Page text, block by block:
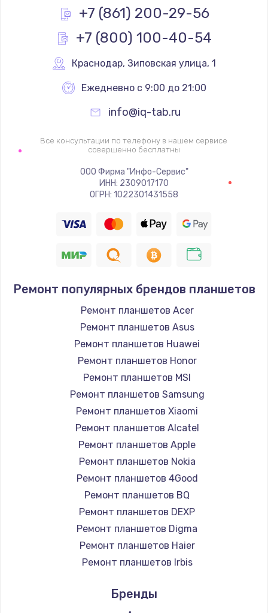
Заказать
Замена вебкамеры
1340 руб.
Заказать
Ремонт петель крышки
Заказать
Настройка Wi-Fi
1260 руб.
Заказать
Замена шим-контроллера
Заказать
1200 руб.
Заказать
Установка драйверов
950 руб.
Заказать
Замена жесткого диска
1000 руб.
Заказать
Чистка от пыли
1330 руб.
Заказать
Настройка ОС
+7 (861) 200-29-56
+7 (800) 100-40-54
Краснодар, Зиповская улица, 1
Ежедневно с 9:00 до 21:00
info@iq-tab.ru
Все консультации по телефону в нашем сервисе
совершенно бесплатны
ООО Фирма "Инфо-Сервис"
ИНН: 2309017170
ОГРН: 1022301431558
Ремонт популярных брендов планшетов
Ремонт планшетов Acer
Ремонт планшетов Asus
Ремонт планшетов Huawei
Ремонт планшетов Honor
Ремонт планшетов MSI
Ремонт планшетов Samsung
Ремонт планшетов Xiaomi
Ремонт планшетов Alcatel
Ремонт планшетов Apple
Ремонт планшетов Nokia
Ремонт планшетов 4Good
Ремонт планшетов BQ
Ремонт планшетов DEXP
Ремонт планшетов Digma
Ремонт планшетов Haier
Ремонт планшетов Irbis
Ремонт планшетов Microsoft
Бренды